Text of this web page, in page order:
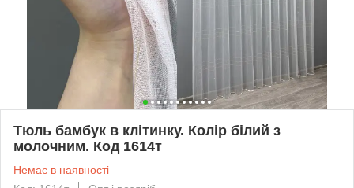
Тюль бамбук в клітинку. Колір білий з
молочним. Код 1614т
Немає в наявності